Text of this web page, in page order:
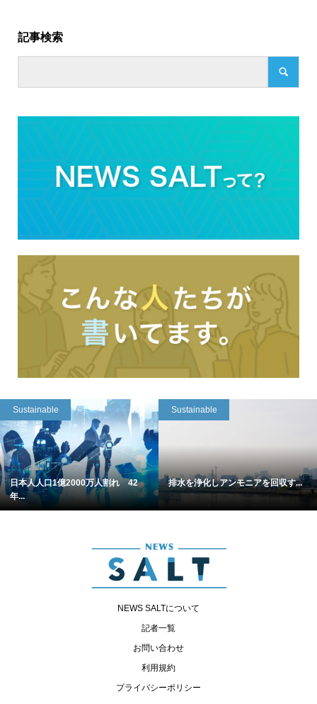
記事検索
Sustainable
日本人人口1億2000万人割れ 42
年...
Sustainable
排水を浄化しアンモニアを回収す...
NEWS SALTについて
記者一覧
お問い合わせ
利用規約
プライバシーポリシー